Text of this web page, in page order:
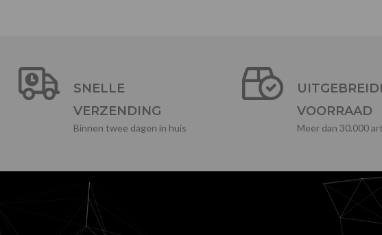
SNELLE
VERZENDING
Binnen twee dagen in huis
VOORRAAD
Meer dan 30.000